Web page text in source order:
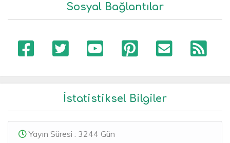
Sosyal Bağlantılar
İstatistiksel Bilgiler
Yayın Süresi : 3244 Gün